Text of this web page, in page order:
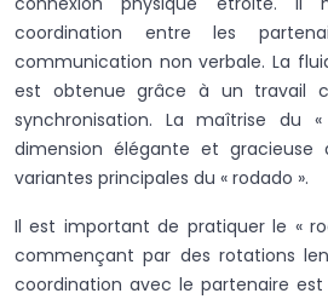
coordination entre les
communication non verbale. La
est obtenue grâce à un travail
synchronisation. La maîtrise du
dimension élégante et
variantes principales du « rodado ».
Il est important de pratiquer le «
commençant par des rotations
coordination avec le partenaire est